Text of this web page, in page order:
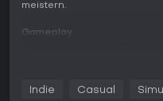
meistern.
Gameplay
Indie Casual